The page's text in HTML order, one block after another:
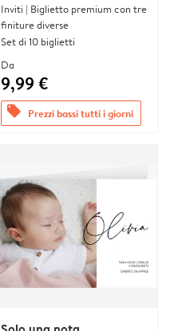
Inviti | Biglietto premium con tre
finiture diverse
Set di 10 biglietti
Da
9,99 €
offers Prezzi bassi tutti i giorni